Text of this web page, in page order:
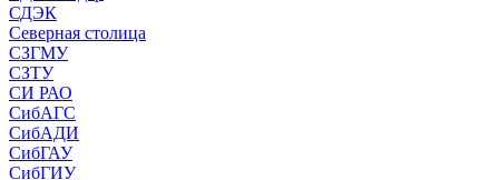
СДЭК
Северная столица
СЗГМУ
СЗТУ
СИ РАО
СибАГС
СибАДИ
СибГАУ
СибГИУ